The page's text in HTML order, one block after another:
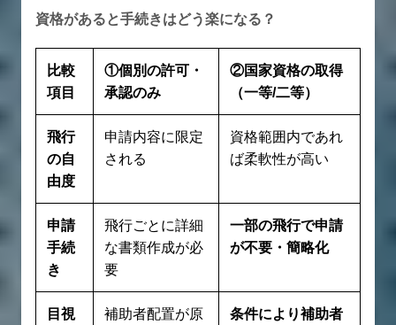
資格があると手続きはどう楽になる？
比較
項目
①個別の許可・
承認のみ
②国家資格の取得
（一等/二等）
飛行
の自
由度
申請内容に限定
される
資格範囲内であれ
ば柔軟性が高い
申請
手続
き
飛行ごとに詳細
な書類作成が必
要
一部の飛行で申請
が不要・簡略化
目視
補助者配置が原
条件により補助者